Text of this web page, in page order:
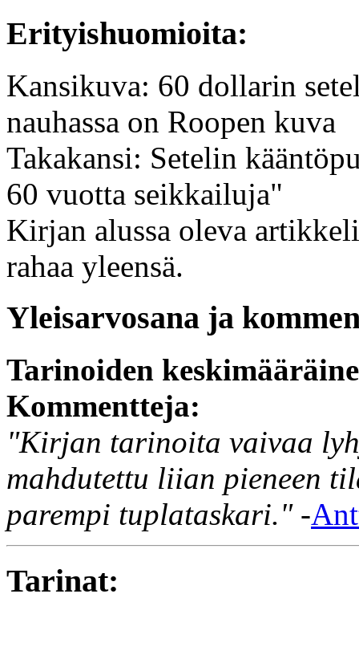
Erityishuomioita:
Kansikuva: 60 dollarin
nauhassa on Roopen kuva
Takakansi: Setelin
60 vuotta seikkailuja"
Kirjan alussa oleva
rahaa yleensä.
Yleisarvosana ja
Tarinoiden
Kommentteja:
"Kirjan tarinoita vaivaa
mahdutettu liian pieneen
parempi tuplataskari."-
Tarinat: